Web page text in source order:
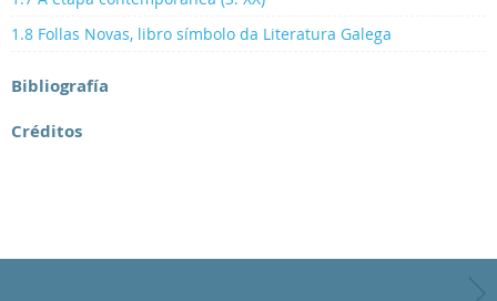
1.8 Follas Novas, libro símbolo da Literatura Galega
Bibliografía
Créditos